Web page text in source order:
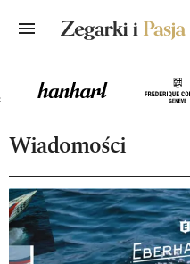
Wiadomości